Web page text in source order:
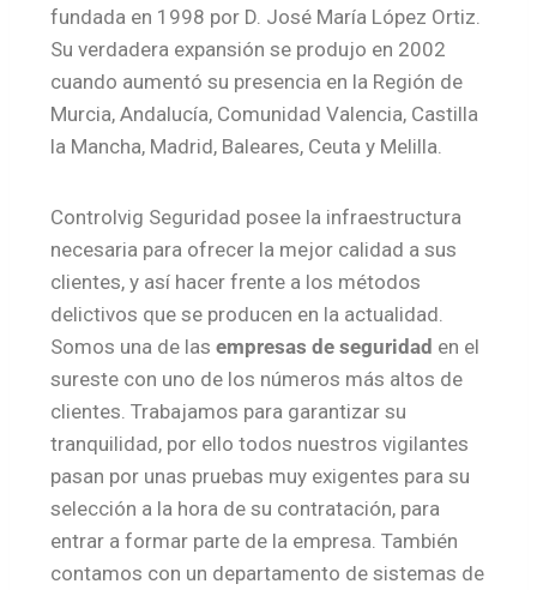
fundada en 1998 por D. José María López Ortiz.
Su verdadera expansión se produjo en 2002
cuando aumentó su presencia en la Región de
Murcia, Andalucía, Comunidad Valencia, Castilla
la Mancha, Madrid, Baleares, Ceuta y Melilla.
Controlvig Seguridad posee la infraestructura
necesaria para ofrecer la mejor calidad a sus
clientes, y así hacer frente a los métodos
delictivos que se producen en la actualidad.
Somos una de las empresas de seguridad en el
sureste con uno de los números más altos de
clientes. Trabajamos para garantizar su
tranquilidad, por ello todos nuestros vigilantes
pasan por unas pruebas muy exigentes para su
selección a la hora de su contratación, para
entrar a formar parte de la empresa. También
contamos con un departamento de sistemas de